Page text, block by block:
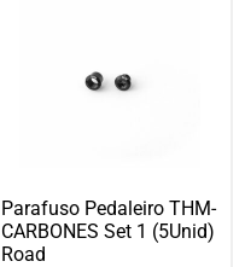
Parafuso Pedaleiro THM-
CARBONES Set 1 (5Unid)
Road